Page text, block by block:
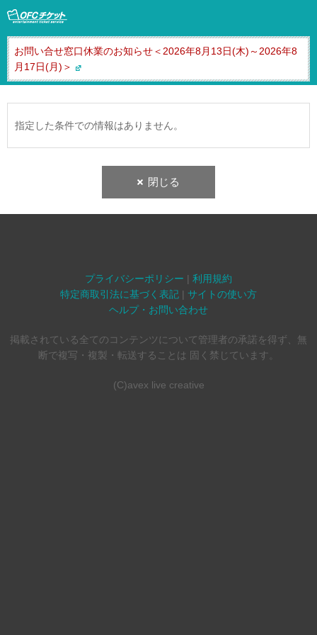
お問い合せ窓口休業のお知らせ＜2026年8月13日(木)～2026年8
月17日(月)＞
指定した条件での情報はありません。
閉じる
プライバシーポリシー | 利用規約
特定商取引法に基づく表記 | サイトの使い方
ヘルプ・お問い合わせ
掲載されている全てのコンテンツについて管理者の承諾を得ず、無
断で複写・複製・転送することは 固く禁じています。
(C)avex live creative